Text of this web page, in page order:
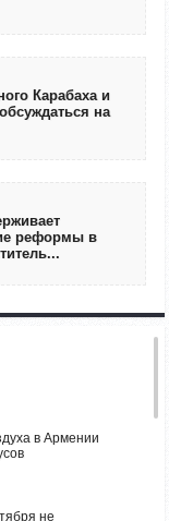
Карабаха и
на
реформы в
в Армении
не